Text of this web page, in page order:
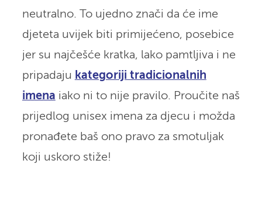
neutralno. To ujedno znači da će ime
djeteta uvijek biti primijećeno, posebice
jer su najčešće kratka, lako pamtljiva i ne
pripadaju kategoriji tradicionalnih
imena iako ni to nije pravilo. Proučite naš
prijedlog unisex imena za djecu i možda
pronađete baš ono pravo za smotuljak
koji uskoro stiže!